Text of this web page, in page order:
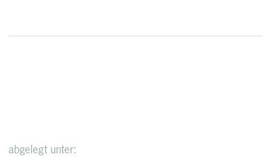
abgelegt unter: